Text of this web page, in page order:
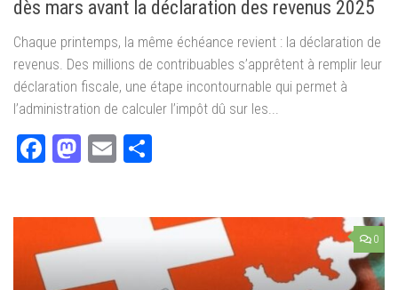
dès mars avant la déclaration des revenus 2025
Chaque printemps, la même échéance revient : la déclaration de
revenus. Des millions de contribuables s’apprêtent à remplir leur
déclaration fiscale, une étape incontournable qui permet à
l’administration de calculer l’impôt dû sur les...
Facebook
Mastodon
Email
0